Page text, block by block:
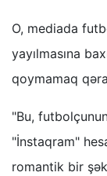
O, mediada
yayılmasına
qoymamaq
"Bu,
"İnstaqram"
romantik bir